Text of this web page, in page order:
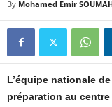
By Mohamed Emir
L’équipe nationale
préparation au